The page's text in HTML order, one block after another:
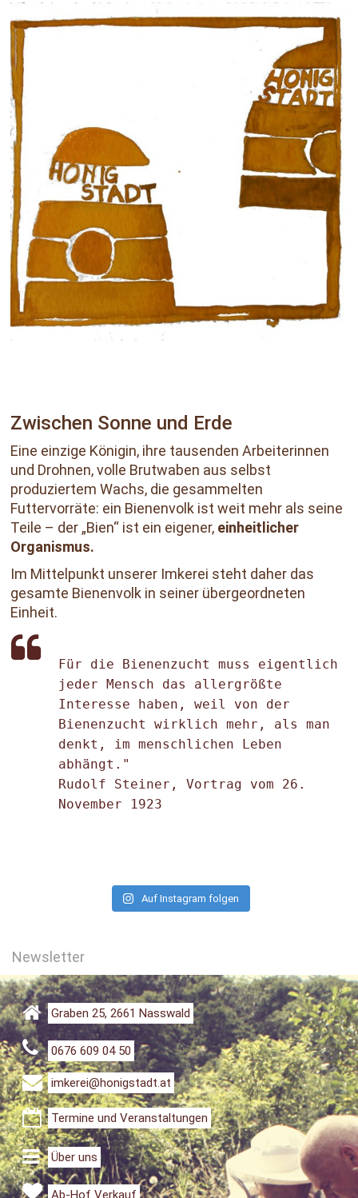
Zwischen Sonne und Erde
Eine einzige Königin, ihre tausenden Arbeiterinnen
und Drohnen, volle Brutwaben aus selbst
produziertem Wachs, die gesammelten
Futtervorräte: ein Bienenvolk ist weit mehr als seine
Teile – der „Bien“ ist ein eigener,einheitlicher
Organismus.
Im Mittelpunkt unserer Imkerei steht daher das
gesamte Bienenvolk in seiner übergeordneten
Einheit.
Für die Bienenzucht muss eigentlich
jeder Mensch das allergrößte
Interesse haben, weil von der
Bienenzucht wirklich mehr, als man
denkt, im menschlichen Leben
abhängt."
Rudolf Steiner, Vortrag vom 26.
November 1923
Auf Instagram folgen
Newsletter
Graben 25, 2661 Nasswald
0676 609 04 50
imkerei@honigstadt.at
Termine und Veranstaltungen
Über uns
Ab-Hof Verkauf